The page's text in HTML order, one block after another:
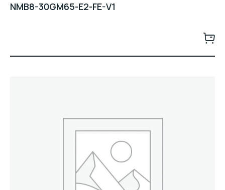
NMB8-30GM65-E2-FE-V1